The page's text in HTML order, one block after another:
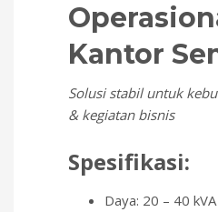
Kantor
Solusi stabil untuk
& kegiatan bisnis
Spesifikasi:
Daya: 20 – 40 kVA